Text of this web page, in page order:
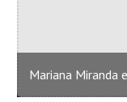
Mariana Miranda